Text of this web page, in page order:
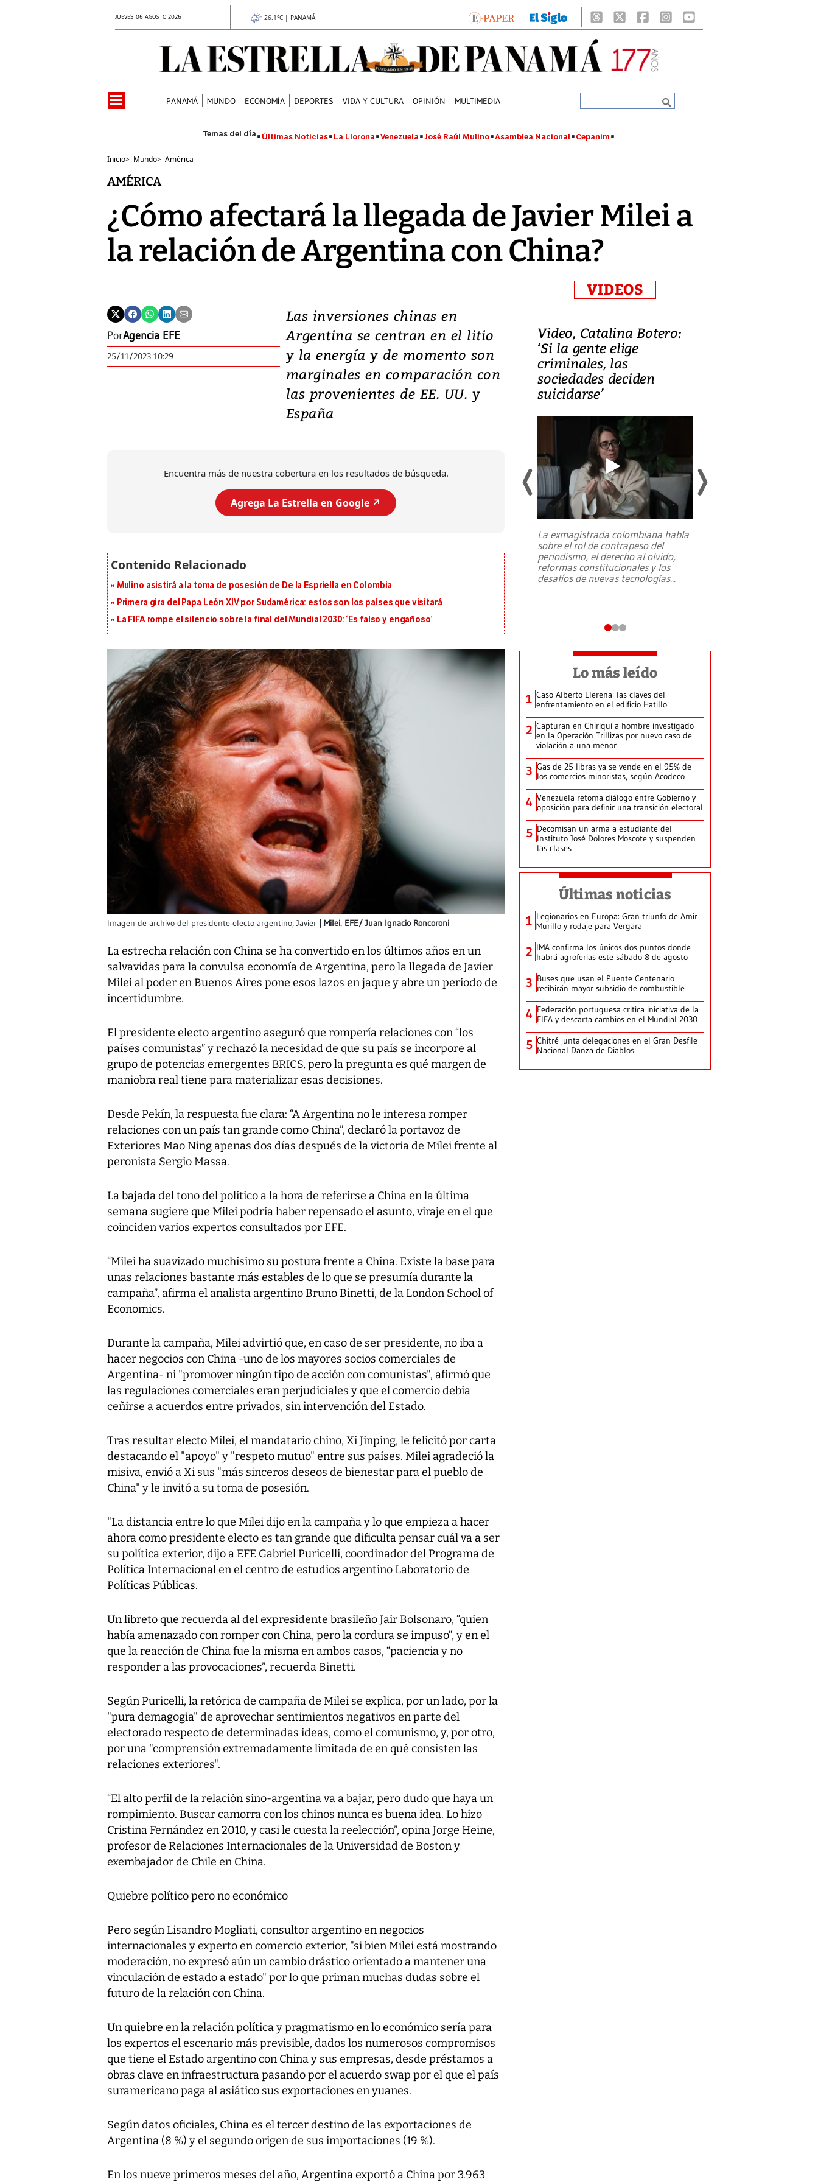
JUEVES 06 AGOSTO 2026 26.1°C | PANAMÁ
PANAMÁ MUNDO ECONOMÍA DEPORTES VIDA Y CULTURA OPINIÓN MULTIMEDIA
Últimas Noticias La Llorona Venezuela José Raúl Mulino Asamblea Nacional Cepanim
Inicio> Mundo> América
AMÉRICA
¿Cómo afectará la llegada de Javier Milei a
la relación de Argentina con China?
PorAgencia EFE
25/11/2023 10:29
Las inversiones chinas en
Argentina se centran en el litio
y la energía y de momento son
marginales en comparación con
las provenientes de EE. UU. y
España
Encuentra más de nuestra cobertura en los resultados de búsqueda.
Agrega La Estrella en Google ↗️
Mulino asistirá a la toma de posesión de De la Espriella en Colombia
Primera gira del Papa León XIV por Sudamérica: estos son los países que visitará
La FIFA rompe el silencio sobre la final del Mundial 2030: ‘Es falso y engañoso’
Imagen de archivo del presidente electo argentino, Javier Milei. EFE/ Juan Ignacio Roncoroni
La estrecha relación con China se ha convertido en los últimos años en un
salvavidas para la convulsa economía de Argentina, pero la llegada de Javier
Milei al poder en Buenos Aires pone esos lazos en jaque y abre un periodo de
incertidumbre.
El presidente electo argentino aseguró que rompería relaciones con “los
países comunistas” y rechazó la necesidad de que su país se incorpore al
grupo de potencias emergentes BRICS, pero la pregunta es qué margen de
maniobra real tiene para materializar esas decisiones.
Desde Pekín, la respuesta fue clara: “A Argentina no le interesa romper
relaciones con un país tan grande como China”, declaró la portavoz de
Exteriores Mao Ning apenas dos días después de la victoria de Milei frente al
peronista Sergio Massa.
La bajada del tono del político a la hora de referirse a China en la última
semana sugiere que Milei podría haber repensado el asunto, viraje en el que
coinciden varios expertos consultados por EFE.
“Milei ha suavizado muchísimo su postura frente a China. Existe la base para
unas relaciones bastante más estables de lo que se presumía durante la
campaña”, afirma el analista argentino Bruno Binetti, de la London School of
Economics.
Durante la campaña, Milei advirtió que, en caso de ser presidente, no iba a
hacer negocios con China -uno de los mayores socios comerciales de
Argentina- ni "promover ningún tipo de acción con comunistas", afirmó que
las regulaciones comerciales eran perjudiciales y que el comercio debía
ceñirse a acuerdos entre privados, sin intervención del Estado.
Tras resultar electo Milei, el mandatario chino, Xi Jinping, le felicitó por carta
destacando el "apoyo" y "respeto mutuo" entre sus países. Milei agradeció la
misiva, envió a Xi sus "más sinceros deseos de bienestar para el pueblo de
China" y le invitó a su toma de posesión.
"La distancia entre lo que Milei dijo en la campaña y lo que empieza a hacer
ahora como presidente electo es tan grande que dificulta pensar cuál va a ser
su política exterior, dijo a EFE Gabriel Puricelli, coordinador del Programa de
Política Internacional en el centro de estudios argentino Laboratorio de
Políticas Públicas.
Un libreto que recuerda al del expresidente brasileño Jair Bolsonaro, “quien
había amenazado con romper con China, pero la cordura se impuso”, y en el
que la reacción de China fue la misma en ambos casos, “paciencia y no
responder a las provocaciones”, recuerda Binetti.
Según Puricelli, la retórica de campaña de Milei se explica, por un lado, por la
"pura demagogia" de aprovechar sentimientos negativos en parte del
electorado respecto de determinadas ideas, como el comunismo, y, por otro,
por una "comprensión extremadamente limitada de en qué consisten las
relaciones exteriores".
“El alto perfil de la relación sino-argentina va a bajar, pero dudo que haya un
rompimiento. Buscar camorra con los chinos nunca es buena idea. Lo hizo
Cristina Fernández en 2010, y casi le cuesta la reelección”, opina Jorge Heine,
profesor de Relaciones Internacionales de la Universidad de Boston y
exembajador de Chile en China.
Quiebre político pero no económico
Pero según Lisandro Mogliati, consultor argentino en negocios
internacionales y experto en comercio exterior, "si bien Milei está mostrando
moderación, no expresó aún un cambio drástico orientado a mantener una
vinculación de estado a estado" por lo que priman muchas dudas sobre el
futuro de la relación con China.
Un quiebre en la relación política y pragmatismo en lo económico sería para
los expertos el escenario más previsible, dados los numerosos compromisos
que tiene el Estado argentino con China y sus empresas, desde préstamos a
obras clave en infraestructura pasando por el acuerdo swap por el que el país
suramericano paga al asiático sus exportaciones en yuanes.
Según datos oficiales, China es el tercer destino de las exportaciones de
Argentina (8 %) y el segundo origen de sus importaciones (19 %).
En los nueve primeros meses del año, Argentina exportó a China por 3.963
VIDEOS
Video, Japón: Terremoto
deja heridos y graves
daños en Kumamoto
Un fuerte terremoto de magnitud
7,1 se registró este martes 28 de
Video, Catalina Botero:
‘Si la gente elige
criminales, las
sociedades deciden
suicidarse’
La exmagistrada colombiana habla
sobre el rol de contrapeso del
periodismo, el derecho al olvido,
reformas constitucionales y los
desafíos de nuevas tecnologías...
Lo más leído
1 Caso Alberto Llerena: las claves del
enfrentamiento en el edificio Hatillo
2 Capturan en Chiriquí a hombre investigado
en la Operación Trillizas por nuevo caso de
violación a una menor
3 Gas de 25 libras ya se vende en el 95% de
los comercios minoristas, según Acodeco
4 Venezuela retoma diálogo entre Gobierno y
oposición para definir una transición electoral
5 Decomisan un arma a estudiante del
Instituto José Dolores Moscote y suspenden
las clases
Últimas noticias
1 Legionarios en Europa: Gran triunfo de Amir
Murillo y rodaje para Vergara
2 IMA confirma los únicos dos puntos donde
habrá agroferias este sábado 8 de agosto
3 Buses que usan el Puente Centenario
recibirán mayor subsidio de combustible
4 Federación portuguesa critica iniciativa de la
FIFA y descarta cambios en el Mundial 2030
5 Chitré junta delegaciones en el Gran Desfile
Nacional Danza de Diablos